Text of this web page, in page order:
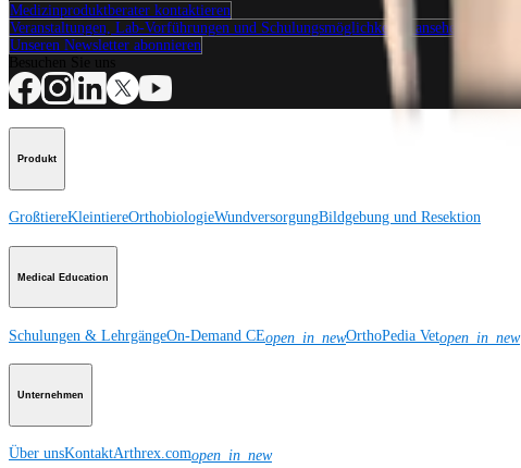
Medizinproduktberater kontaktieren
Veranstaltungen, Lab-Vorführungen und Schulungsmöglichkeiten ansehen
Unseren Newsletter abonnieren
Produkt
GroßtiereKleintiereOrthobiologieWundversorgungBildgebung und Resektion
Medical Education
Schulungen & LehrgängeOn-Demand CEopen_in_newOrthoPedia Vetopen_in_new
Unternehmen
Über unsKontaktArthrex.comopen_in_new